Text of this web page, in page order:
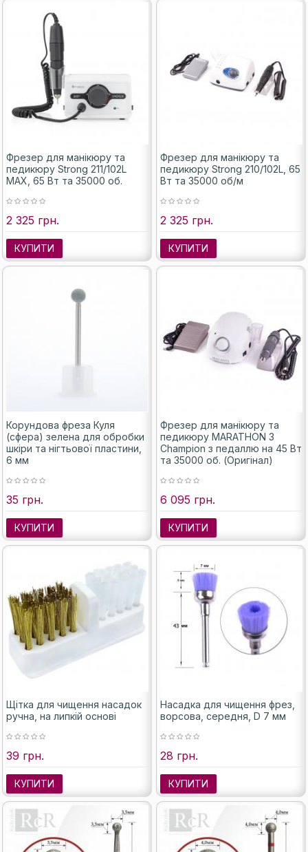
Фрезер для манікюру та
педикюру Strong 211/102L
MAX, 65 Вт та 35000 об.
2 325 грн.
КУПИТИ
Фрезер для манікюру та
педикюру Strong 210/102L, 65
Вт та 35000 об/м
2 325 грн.
КУПИТИ
Корундова фреза Куля
(сфера) зелена для обробки
шкіри та нігтьової пластини,
6 мм
35 грн.
КУПИТИ
Фрезер для манікюру та
педикюру MARATHON 3
Champion з педаллю на 45 Вт
та 35000 об. (Оригінал)
6 095 грн.
КУПИТИ
Щітка для чищення насадок
ручна, на липкій основі
39 грн.
КУПИТИ
Насадка для чищення фрез,
ворсова, середня, D 7 мм
28 грн.
КУПИТИ